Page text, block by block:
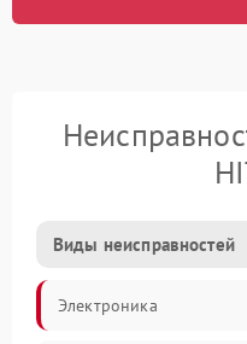
Виды неисправностей
Электроника